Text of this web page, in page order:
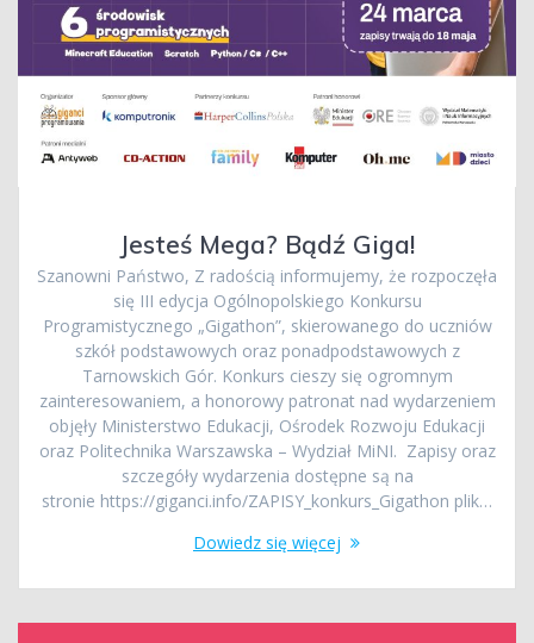
Jesteś Mega? Bądź Giga!
Szanowni Państwo, Z radością informujemy, że rozpoczęła
się III edycja Ogólnopolskiego Konkursu
Programistycznego „Gigathon”, skierowanego do uczniów
szkół podstawowych oraz ponadpodstawowych z
Tarnowskich Gór. Konkurs cieszy się ogromnym
zainteresowaniem, a honorowy patronat nad wydarzeniem
objęły Ministerstwo Edukacji, Ośrodek Rozwoju Edukacji
oraz Politechnika Warszawska – Wydział MiNI. Zapisy oraz
szczegóły wydarzenia dostępne są na
stronie https://giganci.info/ZAPISY_konkurs_Gigathon plik…
Dowiedz się więcej